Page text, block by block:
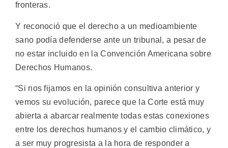
fronteras.
Y reconoció que el derecho a un medioambiente
sano podía defenderse ante un tribunal, a pesar de
no estar incluido en la Convención Americana sobre
Derechos Humanos.
“Si nos fijamos en la opinión consultiva anterior y
vemos su evolución, parece que la Corte está muy
abierta a abarcar realmente todas estas conexiones
entre los derechos humanos y el cambio climático, y
a ser muy progresista a la hora de responder a